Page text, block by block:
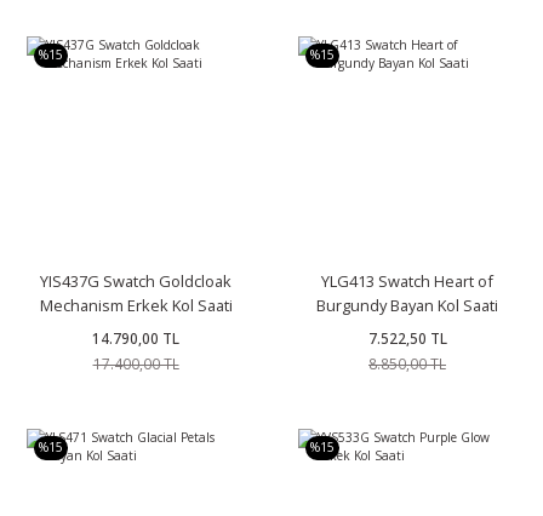
%15
YIS437G Swatch Goldcloak
Mechanism Erkek Kol Saati
14.790,00 TL
17.400,00 TL
%15
YLG413 Swatch Heart of
Burgundy Bayan Kol Saati
7.522,50 TL
8.850,00 TL
%15 %15